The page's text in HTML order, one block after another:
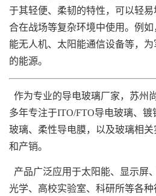
于其轻便、柔韧的特性，可以轻
合在战场等复杂环境中使用。例
能无人机、太阳能通信设备等，
的能源。
作为专业的导电玻璃厂家，苏州
多年专注于ITO/FTO导电玻璃、
玻璃、柔性导电膜，以及玻璃相
和产销。
产品广泛应用于太阳能、显示屏
光学、高校实验室、科研所等各